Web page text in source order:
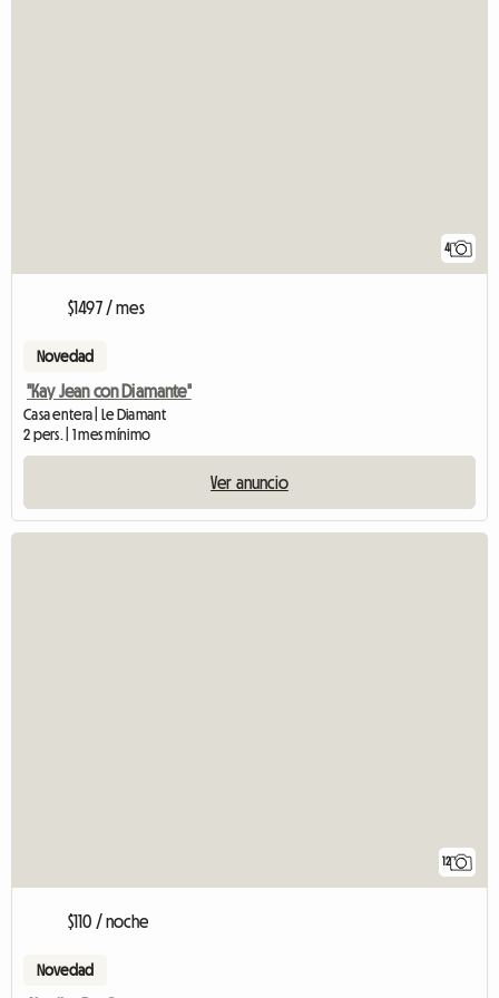
4
$1497 / mes
Novedad
"Kay Jean con Diamante"
Casa entera | Le Diamant
2 pers. | 1 mes mínimo
Ver anuncio
12
$110 / noche
Novedad